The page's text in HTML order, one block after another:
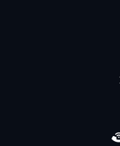
Serviço de
Serviço de
Serviço de
Serviços de
Terceirização de
Zeladoria de